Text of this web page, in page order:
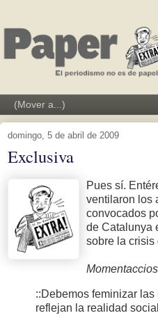
domingo, 5 de abril de 2009
Exclusiva
Pues sí.
ventilaron los
convocados
de Catalunya
sobre la crisis
Momentaccios
::Debemos feminizar
reflejan la realidad